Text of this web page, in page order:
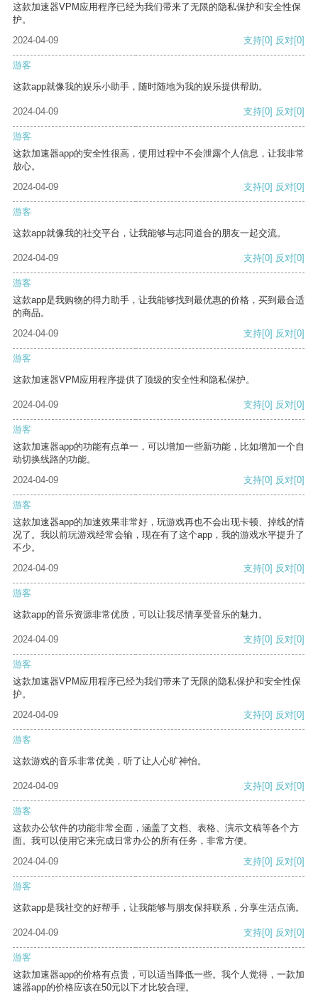
这款加速器VPM应用程序已经为我们带来了无限的隐私保护和安全性保
护。
2024-04-09
支持[0] 反对[0]
游客
这款app就像我的娱乐小助手，随时随地为我的娱乐提供帮助。
2024-04-09 支持[0] 反对[0]
游客
这款加速器app的安全性很高，使用过程中不会泄露个人信息，让我非常
放心。
2024-04-09
支持[0] 反对[0]
游客
这款app就像我的社交平台，让我能够与志同道合的朋友一起交流。
2024-04-09 支持[0] 反对[0]
游客
这款app是我购物的得力助手，让我能够找到最优惠的价格，买到最合适
的商品。
2024-04-09
支持[0] 反对[0]
游客
这款加速器VPM应用程序提供了顶级的安全性和隐私保护。
2024-04-09 支持[0] 反对[0]
游客
这款加速器app的功能有点单一，可以增加一些新功能，比如增加一个自
动切换线路的功能。
2024-04-09
支持[0] 反对[0]
游客
这款加速器app的加速效果非常好，玩游戏再也不会出现卡顿、掉线的情
况了。我以前玩游戏经常会输，现在有了这个app，我的游戏水平提升了
不少。
2024-04-09
支持[0] 反对[0]
游客
这款app的音乐资源非常优质，可以让我尽情享受音乐的魅力。
2024-04-09 支持[0] 反对[0]
游客
这款加速器VPM应用程序已经为我们带来了无限的隐私保护和安全性保
护。
2024-04-09
支持[0] 反对[0]
游客
这款游戏的音乐非常优美，听了让人心旷神怡。
2024-04-09 支持[0] 反对[0]
游客
这款办公软件的功能非常全面，涵盖了文档、表格、演示文稿等各个方
面。我可以使用它来完成日常办公的所有任务，非常方便。
2024-04-09
支持[0] 反对[0]
游客
这款app是我社交的好帮手，让我能够与朋友保持联系，分享生活点滴。
2024-04-09 支持[0] 反对[0]
游客
这款加速器app的价格有点贵，可以适当降低一些。我个人觉得，一款加
速器app的价格应该在50元以下才比较合理。